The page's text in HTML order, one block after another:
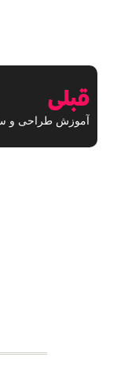
قبلی
آموزش طراحی و